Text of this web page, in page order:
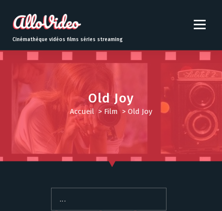
t
o
Cinémathèque vidéos films séries streaming
Old Joy
Accueil > Film> Old Joy